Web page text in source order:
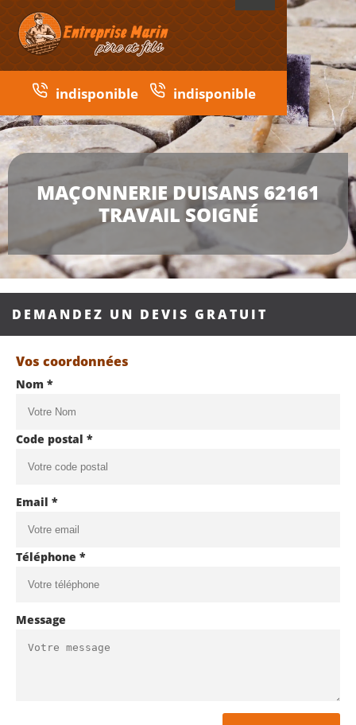
indisponible indisponible
MAÇONNERIE DUISANS 62161
TRAVAIL SOIGNÉ
DEMANDEZ UN DEVIS GRATUIT
Vos coordonnées
Nom *
Code postal *
Email *
Téléphone *
Message